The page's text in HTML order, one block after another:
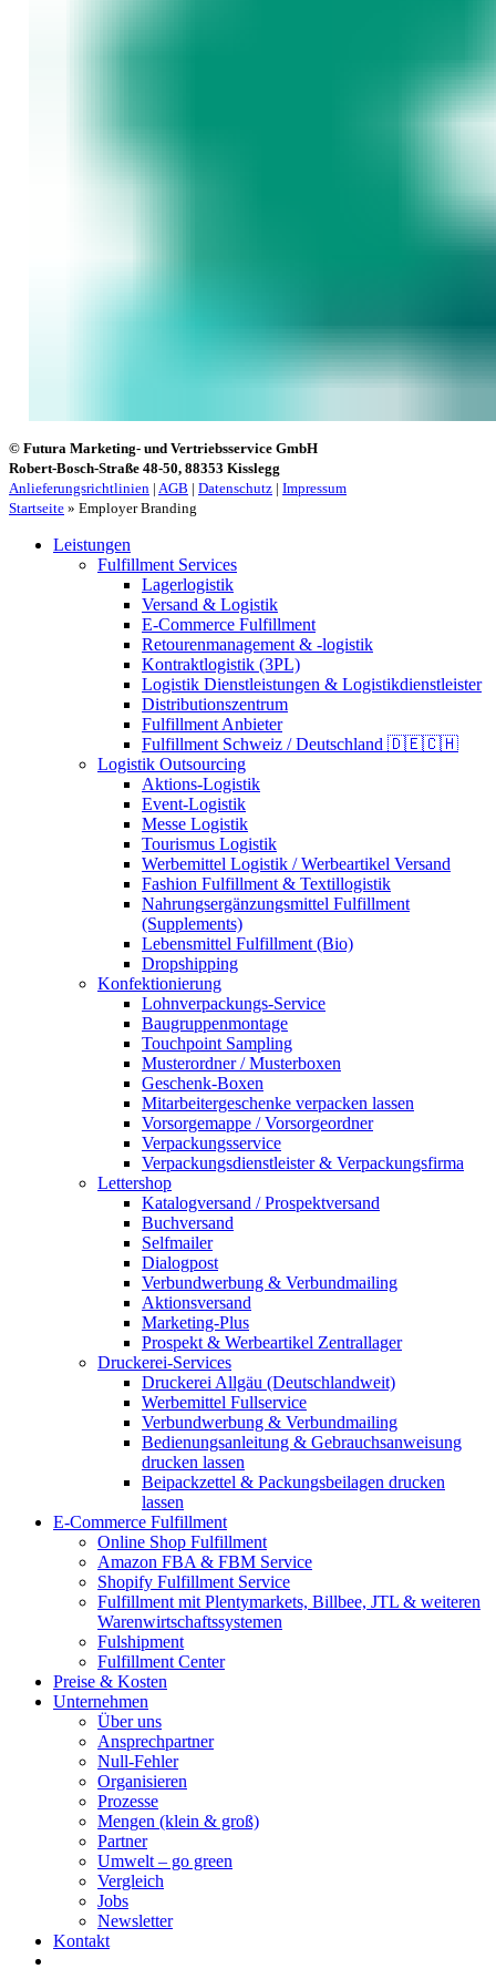
© Futura Marketing- und Vertriebsservice GmbH
Robert-Bosch-Straße 48-50, 88353 Kisslegg
Anlieferungsrichtlinien | AGB | Datenschutz | Impressum
Startseite » Employer Branding
Leistungen
Fulfillment Services
Lagerlogistik
Versand & Logistik
E-Commerce Fulfillment
Retourenmanagement & -logistik
Kontraktlogistik (3PL)
Logistik Dienstleistungen & Logistikdienstleister
Distributionszentrum
Fulfillment Anbieter
Fulfillment Schweiz / Deutschland 🇩🇪🇨🇭
Logistik Outsourcing
Aktions-Logistik
Event-Logistik
Messe Logistik
Tourismus Logistik
Werbemittel Logistik / Werbeartikel Versand
Fashion Fulfillment & Textillogistik
Nahrungsergänzungsmittel Fulfillment
(Supplements)
Lebensmittel Fulfillment (Bio)
Dropshipping
Konfektionierung
Lohnverpackungs-Service
Baugruppenmontage
Touchpoint Sampling
Musterordner / Musterboxen
Geschenk-Boxen
Mitarbeitergeschenke verpacken lassen
Vorsorgemappe / Vorsorgeordner
Verpackungsservice
Verpackungsdienstleister & Verpackungsfirma
Lettershop
Katalogversand / Prospektversand
Buchversand
Selfmailer
Dialogpost
Verbundwerbung & Verbundmailing
Aktionsversand
Marketing-Plus
Prospekt & Werbeartikel Zentrallager
Druckerei-Services
Druckerei Allgäu (Deutschlandweit)
Werbemittel Fullservice
Verbundwerbung & Verbundmailing
Bedienungsanleitung & Gebrauchsanweisung
drucken lassen
Beipackzettel & Packungsbeilagen drucken
lassen
E-Commerce Fulfillment
Online Shop Fulfillment
Amazon FBA & FBM Service
Shopify Fulfillment Service
Fulfillment mit Plentymarkets, Billbee, JTL & weiteren
Warenwirtschaftssystemen
Fulshipment
Fulfillment Center
Preise & Kosten
Unternehmen
Über uns
Ansprechpartner
Null-Fehler
Organisieren
Prozesse
Mengen (klein & groß)
Partner
Umwelt – go green
Vergleich
Jobs
Newsletter
Kontakt